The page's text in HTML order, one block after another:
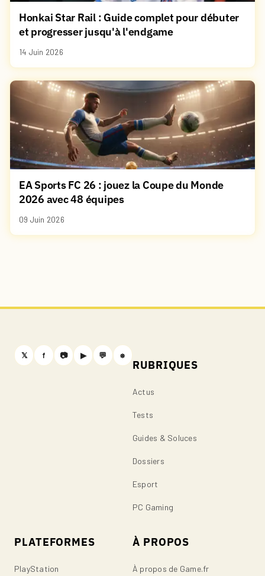
Honkai Star Rail : Guide complet pour débuter
et progresser jusqu'à l'endgame
14 Juin 2026
EA Sports FC 26 : jouez la Coupe du Monde
2026 avec 48 équipes
09 Juin 2026
𝕏 f 📷 ▶ 💬 ⎈
RUBRIQUES
Actus
Tests
Guides & Soluces
Dossiers
Esport
PC Gaming
PLATEFORMES
PlayStation
À PROPOS
À propos de Game.fr